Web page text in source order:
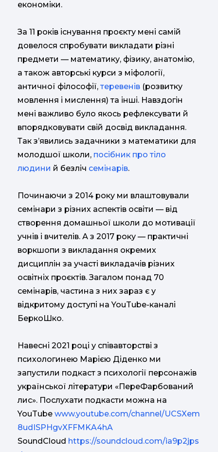
економіки.
За 11 років існування проєкту мені самій
довелося спробувати викладати різні
предмети — математику, фізику, анатомію,
а також авторські курси з міфології,
античної філософії, теревенів (розвитку
мовлення і мислення) та інші. Навздогін
мені важливо було якось рефлексувати й
впорядковувати свій досвід викладання.
Так з’явились задачники з математики для
молодшої школи, посібник про тіло
людини й безліч семінарів.
Починаючи з 2014 року ми влаштовували
семінари з різних аспектів освіти — від
створення домашньої школи до мотивації
учнів і вчителів. А з 2017 року — практичні
воркшопи з викладання окремих
дисциплін за участі викладачів різних
освітніх проєктів. Загалом понад 70
семінарів, частина з них зараз є у
відкритому доступі на YouTube-каналі
БеркоШко.
Навесні 2021 році у співавторстві з
психологинею Марією Діденко ми
запустили подкаст з психології персонажів
української літератури «ПереФарбований
лис». Послухати подкасти можна на
YouTube www.youtube.com/channel/UCSXem
8udISPHgvXFFMKA4hA
SoundCloud https://soundcloud.com/ia9p2jps